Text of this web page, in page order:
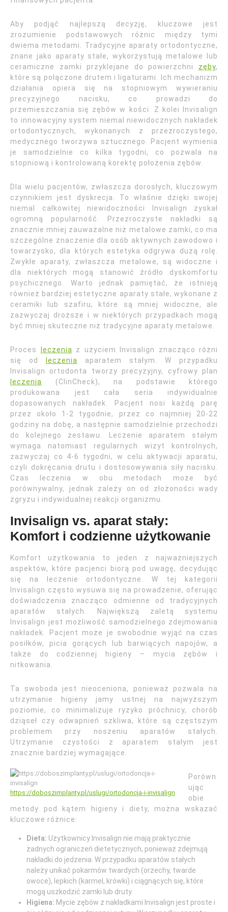
Aby podjąć najlepszą decyzję, kluczowe jest
zrozumienie podstawowych różnic między tymi
dwiema metodami. Tradycyjne aparaty ortodontyczne,
znane jako aparaty stałe, wykorzystują metalowe lub
ceramiczne zamki przyklejane do powierzchni zęby,
które są połączone drutem i ligaturami. Ich mechanizm
działania opiera się na stopniowym wywieraniu
precyzyjnego nacisku, co prowadzi do
przemieszczania się zębów w kości. Z kolei Invisalign
to innowacyjny system niemal niewidocznych nakładek
ortodontycznych, wykonanych z przezroczystego,
medycznego tworzywa sztucznego. Pacjent wymienia
je samodzielnie co kilka tygodni, co pozwala na
stopniową i kontrolowaną korektę położenia zębów.
Dla wielu pacjentów, zwłaszcza dorosłych, kluczowym
czynnikiem jest dyskrecja. To właśnie dzięki swojej
niemal całkowitej niewidoczności Invisalign zyskał
ogromną popularność. Przezroczyste nakładki są
znacznie mniej zauważalne niż metalowe zamki, co ma
szczególne znaczenie dla osób aktywnych zawodowo i
towarzysko, dla których estetyka odgrywa dużą rolę.
Zwykłe aparaty, zwłaszcza metalowe, są widoczne i
dla niektórych mogą stanowić źródło dyskomfortu
psychicznego. Warto jednak pamiętać, że istnieją
również bardziej estetyczne aparaty stałe, wykonane z
ceramiki lub szafiru, które są mniej widoczne, ale
zazwyczaj droższe i w niektórych przypadkach mogą
być mniej skuteczne niż tradycyjne aparaty metalowe.
Proces leczenia z użyciem Invisalign znacząco różni
się od
leczenia
aparatem stałym. W przypadku
Invisalign ortodonta tworzy precyzyjny, cyfrowy plan
leczenia
(ClinCheck), na podstawie którego
produkowana jest cała seria indywidualnie
dopasowanych nakładek. Pacjent nosi każdą parę
przez około 1-2 tygodnie, przez co najmniej 20-22
godziny na dobę, a następnie samodzielnie przechodzi
do kolejnego zestawu. Leczenie aparatem stałym
wymaga natomiast regularnych wizyt kontrolnych,
zazwyczaj co 4-6 tygodni, w celu aktywacji aparatu,
czyli dokręcania drutu i dostosowywania siły nacisku.
Czas leczenia w obu metodach może być
porównywalny, jednak zależy on od złożoności wady
zgryzu i indywidualnej reakcji organizmu.
Invisalign vs. aparat stały:
Komfort i codzienne użytkowanie
Komfort użytkowania to jeden z najważniejszych
aspektów, które pacjenci biorą pod uwagę, decydując
się na leczenie ortodontyczne. W tej kategorii
Invisalign często wysuwa się na prowadzenie, oferując
doświadczenia znacząco odmienne od tradycyjnych
aparatów stałych. Największą zaletą systemu
Invisalign jest możliwość samodzielnego zdejmowania
nakładek. Pacjent może je swobodnie wyjąć na czas
posiłków, picia gorących lub barwiących napojów, a
także do codziennej higieny – mycia zębów i
nitkowania.
Ta swoboda jest nieoceniona, ponieważ pozwala na
utrzymanie higieny jamy ustnej na najwyższym
poziomie, co minimalizuje ryzyko próchnicy, chorób
dziąseł czy odwapnień szkliwa, które są częstszym
problemem przy noszeniu aparatów stałych.
Utrzymanie czystości z aparatem stałym jest
znacznie bardziej wymagające.
https://doboszimplanty.pl/uslugi/ortodoncja-i-invisalign
Porówn
ując
obie
metody pod kątem higieny i diety, można wskazać
kluczowe różnice:
Dieta: Użytkownicy Invisalign nie mają praktycznie
żadnych ograniczeń dietetycznych, ponieważ zdejmują
nakładki do jedzenia. W przypadku aparatów stałych
należy unikać pokarmów twardych (orzechy, twarde
owoce), lepkich (karmel, krówki) i ciągnących się, które
mogą uszkodzić zamki lub druty.
Higiena: Mycie zębów z nakładkami Invisalign jest proste i